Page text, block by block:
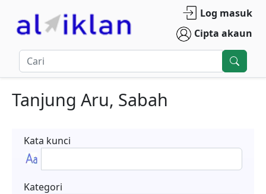
Log masuk
Cipta akaun
Tanjung Aru, Sabah
Kata kunci
Kategori